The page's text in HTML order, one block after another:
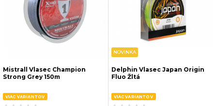
Mistrall Vlasec Champion
Strong Grey 150m
VIAC VARIANTOV
NOVINKA
Delphin Vlasec Japan Origin
Fluo Žltá
VIAC VARIANTOV